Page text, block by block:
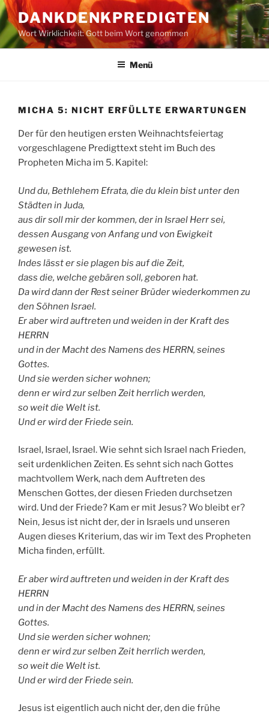
Zum
Inhalt
springen
DANKDENKPREDIGTEN
Wort Wirklichkeit: Gott beim Wort genommen
Menü
MICHA 5: NICHT ERFÜLLTE ERWARTUNGEN
Der für den heutigen ersten Weihnachtsfeiertag
vorgeschlagene Predigttext steht im Buch des
Propheten Micha im 5. Kapitel:
Und du, Bethlehem Efrata, die du klein bist unter den
Städten in Juda,
aus dir soll mir der kommen, der in Israel Herr sei,
dessen Ausgang von Anfang und von Ewigkeit
gewesen ist.
Indes lässt er sie plagen bis auf die Zeit,
dass die, welche gebären soll, geboren hat.
Da wird dann der Rest seiner Brüder wiederkommen zu
den Söhnen Israel.
Er aber wird auftreten und weiden in der Kraft des
HERRN
und in der Macht des Namens des HERRN, seines
Gottes.
Und sie werden sicher wohnen;
denn er wird zur selben Zeit herrlich werden,
so weit die Welt ist.
Und er wird der Friede sein.
Israel, Israel, Israel. Wie sehnt sich Israel nach Frieden,
seit urdenklichen Zeiten. Es sehnt sich nach Gottes
machtvollem Werk, nach dem Auftreten des
Menschen Gottes, der diesen Frieden durchsetzen
wird. Und der Friede? Kam er mit Jesus? Wo bleibt er?
Nein, Jesus ist nicht der, der in Israels und unseren
Augen dieses Kriterium, das wir im Text des Propheten
Micha finden, erfüllt.
Er aber wird auftreten und weiden in der Kraft des
HERRN
und in der Macht des Namens des HERRN, seines
Gottes.
Und sie werden sicher wohnen;
denn er wird zur selben Zeit herrlich werden,
so weit die Welt ist.
Und er wird der Friede sein.
Jesus ist eigentlich auch nicht der, den die frühe